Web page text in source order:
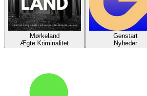
Mørkeland
Ægte Kriminalitet
Genstart
Nyheder